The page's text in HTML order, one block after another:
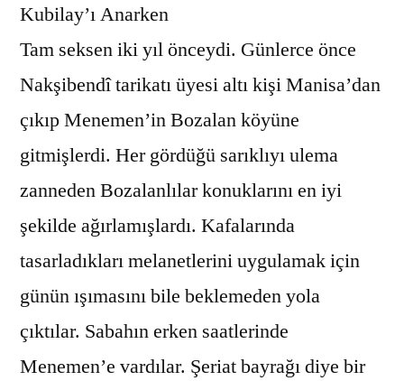
Kubilay’ı Anarken
Tam seksen iki yıl önceydi. Günlerce önce
Nakşibendî tarikatı üyesi altı kişi Manisa’dan
çıkıp Menemen’in Bozalan köyüne
gitmişlerdi. Her gördüğü sarıklıyı ulema
zanneden Bozalanlılar konuklarını en iyi
şekilde ağırlamışlardı. Kafalarında
tasarladıkları melanetlerini uygulamak için
günün ışımasını bile beklemeden yola
çıktılar. Sabahın erken saatlerinde
Menemen’e vardılar. Şeriat bayrağı diye bir